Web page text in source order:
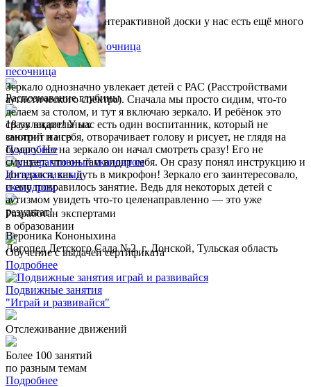
бумагу. Но на зеркало он начал смотреть сразу! Его не
смущает, что он там видит себя. Он сразу понял инструкцию и
догадался, как дуть в микрофон! Зеркало его заинтересовало,
и ему понравилось занятие. Ведь для некоторых детей с
аутизмом увидеть что-то целенаправленно — это уже
результат!
Вероника Кононыхина
Логопед Детского Сада №2, г. Донской, Тульская область
Интерактивное оборудование компании «Инновации детям» –
это обогащение нашей материальной базы. На одном
материальном ресурсе много не поработаешь: дети потеряют
интерес. А когда много всего нового, то педагогу легче: не
надо тратить время на поиск чего-то нового для каждого
занятия.
Дети с особенностями по здоровью реагируют очень
искренне, на занятиях у них много радости, веселья. Для нас
это очень важно! Они уходят воодушевлённые, и родители
это замечают. Иногда получается даже не смешно: нужно идти
куда-то в другое место заниматься, а дети не хотят уходить от
нас. Вот такие истории случаются!
Анна Хотенова
Специалист по работе с детьми с ОВЗ. АНО Детский центр
сенсорного развития "Радуга ощущений" г. Архангельск
Кроме занятий для интерактивной доски у нас есть ещё много
полезного для вас!
Интерактивная
песочница
Распознавание глубины
18 увлекательных
занятий и игр
Подробнее
Интерактивный
скалодром
Разработан экспертами
в образовании
Обучение с выдачей сертификата
Подробнее
Подвижные занятия
"Играй и развивайся"
Отслеживание движений
Более 100 занятий
по разным темам
Подробнее